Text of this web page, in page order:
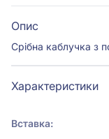
Опис
Срібна каблучка з
Характеристики
Вставка: